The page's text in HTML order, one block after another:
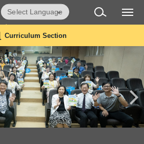
Curriculum Section
Translate